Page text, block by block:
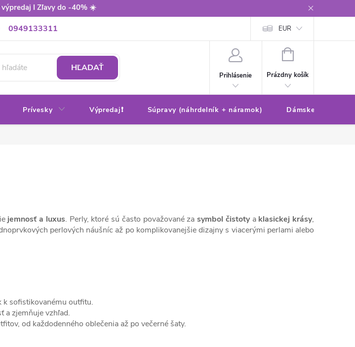
I Zľavy do -40% ☀️
0949133311
podmienky Ochrana osobných údajov
EUR
HĽADAŤ
Prihlásenie
NÁKUPNÝ
Prázdny košík
Prívesky Výpredaj❗ Súpravy (náhrdelník + náramok) Dámske sety
jemnosť a luxus. Perly, ktoré sú často považované za symbol čistotya klasickej krásy,
perlových náušníc až po komplikovanejšie dizajny s viacerými perlami alebo
k sofistikovanému outfitu.
a zjemňuje vzhľad.
od každodenného oblečenia až po večerné šaty.